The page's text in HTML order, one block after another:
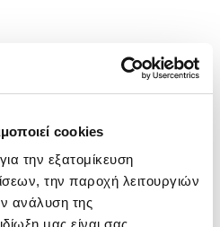
cookies
την εξατομίκευση
την παροχή λειτουργιών
ανάλυση της
μας είναι σας